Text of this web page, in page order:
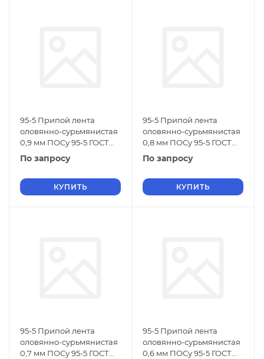
95-5 Припой лента
оловянно-сурьмянистая
0,9 мм ПОСу 95-5 ГОСТ
21931-76
По запросу
КУПИТЬ
95-5 Припой лента
оловянно-сурьмянистая
0,8 мм ПОСу 95-5 ГОСТ
21931-76
По запросу
КУПИТЬ
95-5 Припой лента
оловянно-сурьмянистая
0,7 мм ПОСу 95-5 ГОСТ
95-5 Припой лента
оловянно-сурьмянистая
0,6 мм ПОСу 95-5 ГОСТ